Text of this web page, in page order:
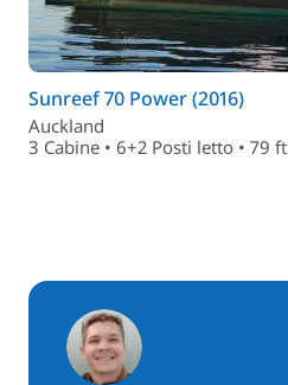
Sunreef 70 Power (2016)
Auckland
3 Cabine • 6+2 Posti letto • 79 ft